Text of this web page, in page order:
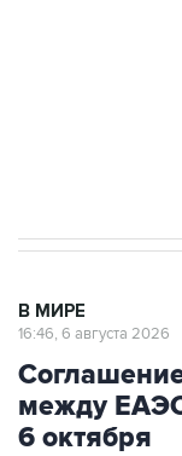
В МИРЕ
16:46, 6 августа 2026
между
6 октября